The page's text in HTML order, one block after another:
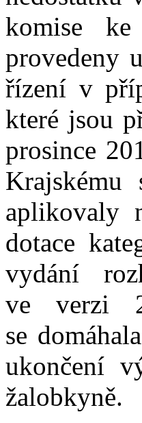
komise ke
provedeny u
řízení v
které jsou
prosince
Krajskému
aplikovaly
dotace k
vydání
ve
verzi
se
ukončení
žalobkyně.